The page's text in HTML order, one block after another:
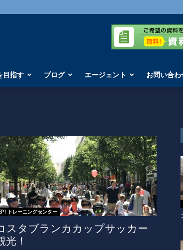
目指す ブログ エージェント お問い合わ
トレーニングセンター
スタブランカカップサッカー
光！